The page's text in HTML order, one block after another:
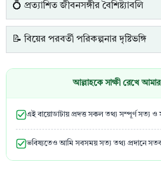
💍 প্রত্যাশিত জীবনসঙ্গীর বৈশিষ্ট্যাবলি
📝 বিয়ের পরবর্তী পরিকল্পনার দৃষ্টিভঙ্গি
আল্লাহকে সাক্ষী রেখে আমার
এই বায়োডাটায় প্রদত্ত সকল তথ্য সম্পূর্ণ সত্য ও
ভবিষ্যতেও আমি সবসময় সত্য তথ্য প্রদানে